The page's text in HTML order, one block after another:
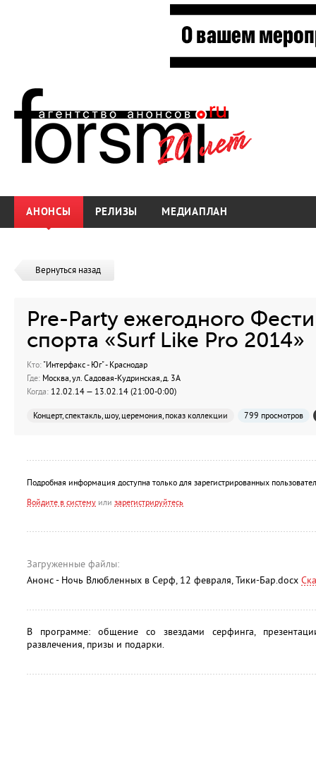
АНОНСЫ РЕЛИЗЫ МЕДИАПЛАН
Вернуться назад
Pre-Party ежегодного
спорта «Surf Like Pro 2014»
Кто: "Интерфакс - Юг" - Краснодар
Где: Москва, ул. Садовая-Кудринская, д. 3А
Когда: 12.02.14 — 13.02.14 (21:00-0:00)
Концерт, спектакль, шоу, церемония, показ коллекции 799 просмотров
Подробная информация доступна только для зарегистрированных
Войдите в систему или зарегистрируйтесь
Загруженные файлы:
Анонс - Ночь Влюбленных в Серф, 12 февраля, Тики-Бар.docx
В программе: общение со звездами серфинга,
развлечения, призы и подарки.